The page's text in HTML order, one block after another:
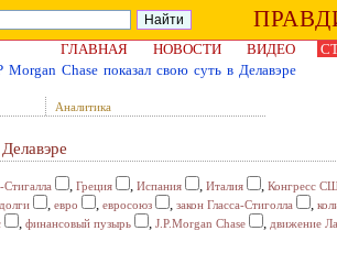
ГЛАВНАЯ
НОВОСТИ ВИДЕО
Morgan Chase показал свою суть в Делавэре
Аналитика
Стигалла , Греция , Испания , Италия , Конгресс
долги , евро , евросоюз , закон Гласса-Стиголла ,
, финансовый пузырь , J.P.Morgan Chase , движение